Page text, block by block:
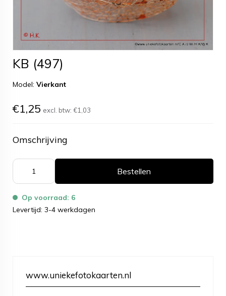
KB (497)
Model: Vierkant
€1,25 excl. btw: €1,03
Omschrijving
Bestellen
Op voorraad: 6
Levertijd: 3-4 werkdagen
www.uniekefotokaarten.nl